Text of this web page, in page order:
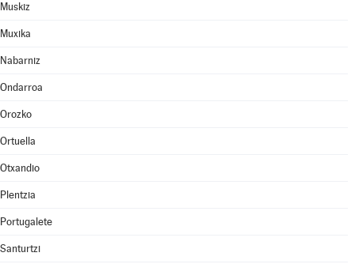
Muskiz
Muxika
Nabarniz
Ondarroa
Orozko
Ortuella
Otxandio
Plentzia
Portugalete
Santurtzi